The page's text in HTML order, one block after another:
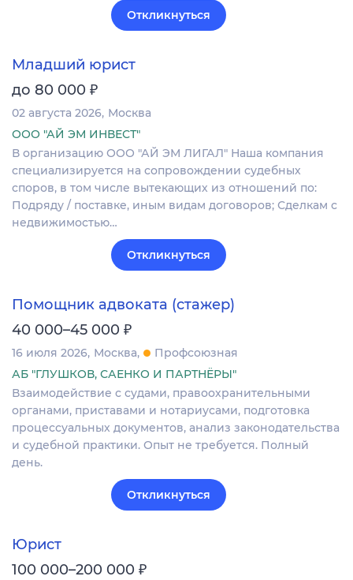
Откликнуться
Младший юрист
до 80 000 ₽
02 августа 2026 Москва
ООО "АЙ ЭМ ИНВЕСТ"
В организацию ООО "АЙ ЭМ ЛИГАЛ" Наша компания
специализируется на сопровождении судебных
споров, в том числе вытекающих из отношений по:
Подряду / поставке, иным видам договоров; Сделкам с
недвижимостью…
Откликнуться
Помощник адвоката (стажер)
40 000–45 000 ₽
16 июля 2026 Москва
Профсоюзная
АБ "ГЛУШКОВ, САЕНКО И ПАРТНЁРЫ"
Взаимодействие с судами, правоохранительными
органами, приставами и нотариусами, подготовка
процессуальных документов, анализ законодательства
и судебной практики. Опыт не требуется. Полный
день.
Откликнуться
Юрист
100 000–200 000 ₽